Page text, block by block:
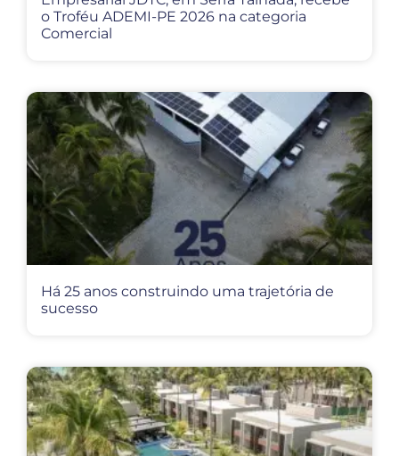
o Troféu ADEMI-PE 2026 na categoria
Comercial
Há 25 anos construindo uma trajetória de
sucesso